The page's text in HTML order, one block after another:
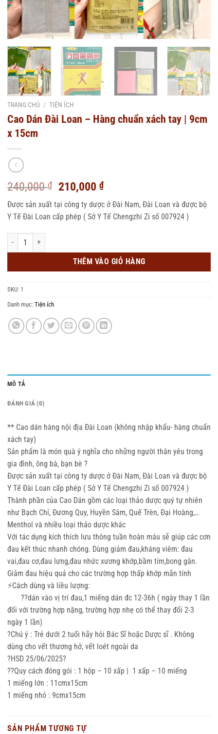
TRANG CHỦ / TIỆN ÍCH
Cao Dán Đài Loan – Hàng chuẩn xách tay | 9cm
x 15cm
240,000₫
Giá
gốc
là:
240,000 ₫.
210,000₫Giá
hiện
tại
là:
Được sản xuất tại công ty dược ở Đài Nam, Đài Loan và được bộ
Y Tế Đài Loan cấp phép ( Sở Y Tế Chengzhi Zi số 007924 )
Cao Dán Đài Loan - Hàng chuẩn xách tay | 9cm x 15cm số lượng
THÊM VÀO GIỎ HÀNG
SKU: 1
Danh mục: Tiện ích
MÔ TẢ
ĐÁNH GIÁ (0)
** Cao dán hàng nội địa Đài Loan (không nhập khẩu- hàng chuẩn
xách tay)
Sản phẩm là món quà ý nghĩa cho những người thân yêu trong
gia đình, ông bà, bạn bè ?
Được sản xuất tại công ty dược ở Đài Nam, Đài Loan và được bộ
Y Tế Đài Loan cấp phép ( Sở Y Tế Chengzhi Zi số 007924 )
Thành phần của Cao Dán gồm các loại thảo dược quý tự nhiên
như Bạch Chỉ, Đương Quy, Huyền Sâm, Quế Trèn, Đại Hoàng,…
Menthol và nhiều loại thảo dược khác
Với tác dụng kích thích lưu thông tuần hoàn máu sẽ giúp các cơn
đau kết thúc nhanh chóng. Dùng giảm đau,kháng viêm: đau
vai,đau cơ,đau lưng,đau nhức xương khớp,bầm tím,bong gân.
Giảm đau hiệu quả cho các trường hợp thấp khớp mãn tính
⚡️Cách dùng và liều lượng:
??dán vào vị trí đau,1 miếng dán đc 12-36h ( ngày thay 1 lần
đối với trường hợp nặng, trường hợp nhẹ có thể thay đổi 2-3
ngày 1 lần)
?Chú ý : Trẻ dưới 2 tuổi hãy hỏi Bác Sĩ hoặc Dược sĩ . Không
dùng cho vết thương hở, vết loét ngoài da
?HSD 25/06/2025?
??Quy cách đóng gói : 1 hộp – 10 xấp | 1 xấp – 10 miếng
1 miếng lớn : 11cmx15cm
1 miếng nhỏ : 9cmx15cm
SẢN PHẨM TƯƠNG TỰ